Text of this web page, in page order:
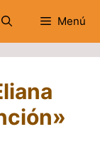
Menú